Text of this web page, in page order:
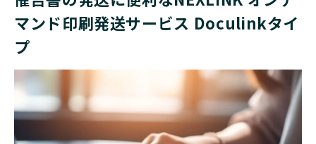
マンド印刷発送サービス Doculinkタイ
プ